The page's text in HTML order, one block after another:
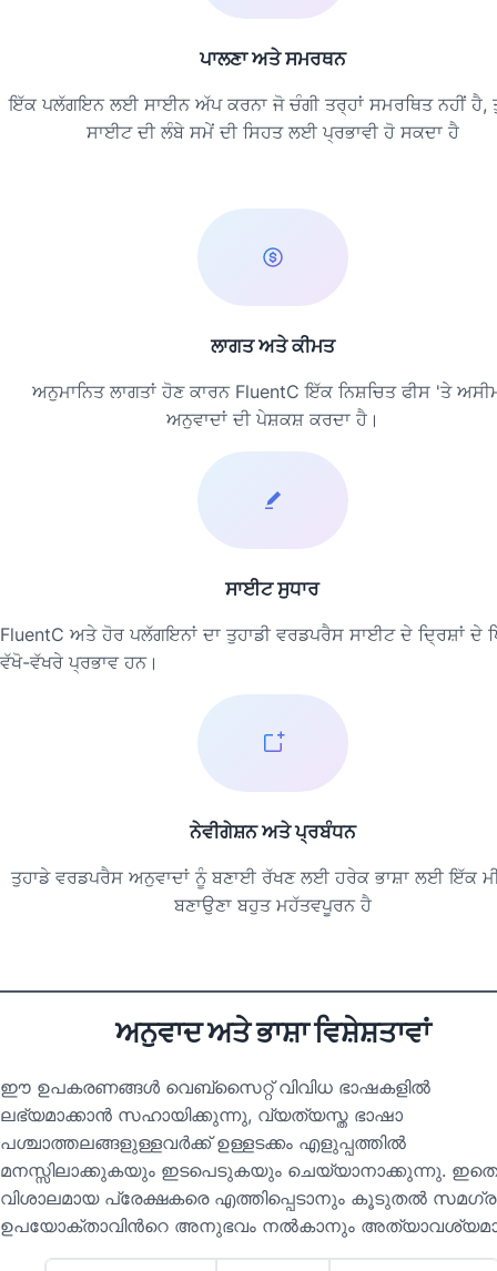
ਪਾਲਣਾ ਅਤੇ ਸਮਰਥਨ
ਇੱਕ ਪਲੱਗਇਨ ਲਈ ਸਾਈਨ ਅੱਪ ਕਰਨਾ ਜੋ ਚੰਗੀ ਤਰ੍ਹਾਂ ਸਮਰਥਿਤ ਨਹੀਂ ਹੈ,
ਸਾਈਟ ਦੀ ਲੰਬੇ ਸਮੇਂ ਦੀ ਸਿਹਤ ਲਈ ਪ੍ਰਭਾਵੀ ਹੋ ਸਕਦਾ ਹੈ
ਲਾਗਤ ਅਤੇ ਕੀਮਤ
ਅਨੁਮਾਨਿਤ ਲਾਗਤਾਂ ਹੋਣ ਕਾਰਨ FluentC ਇੱਕ ਨਿਸ਼ਚਿਤ ਫੀਸ 'ਤੇ
ਅਨੁਵਾਦਾਂ ਦੀ ਪੇਸ਼ਕਸ਼ ਕਰਦਾ ਹੈ।
ਸਾਈਟ ਸੁਧਾਰ
FluentC ਅਤੇ ਹੋਰ ਪਲੱਗਇਨਾਂ ਦਾ ਤੁਹਾਡੀ ਵਰਡਪਰੈਸ ਸਾਈਟ ਦੇ ਦ੍ਰਿਸ਼ਾਂ ਦੇ
ਵੱਖੋ-ਵੱਖਰੇ ਪ੍ਰਭਾਵ ਹਨ।
ਨੇਵੀਗੇਸ਼ਨ ਅਤੇ ਪ੍ਰਬੰਧਨ
ਤੁਹਾਡੇ ਵਰਡਪਰੈਸ ਅਨੁਵਾਦਾਂ ਨੂੰ ਬਣਾਈ ਰੱਖਣ ਲਈ ਹਰੇਕ ਭਾਸ਼ਾ ਲਈ ਇੱਕ
ਬਣਾਉਣਾ ਬਹੁਤ ਮਹੱਤਵਪੂਰਨ ਹੈ
ਅਨੁਵਾਦ ਅਤੇ ਭਾਸ਼ਾ ਵਿਸ਼ੇਸ਼ਤਾਵਾਂ
ഈ ഉപകരണങ്ങൾ വെബ്സൈറ്റ് വിവിധ ഭാഷകളിൽ
ലഭ്യമാക്കാൻ സഹായിക്കുന്നു, വ്യത്യസ്ത ഭാഷാ
പശ്ചാത്തലങ്ങളുള്ളവർക്ക് ഉള്ളടക്കം എളുപ്പത്തിൽ
മനസ്സിലാക്കുകയും ഇടപെടുകയും ചെയ്യാനാക്കുന്നു.
വിശാലമായ പ്രേക്ഷകരെ എത്തിപ്പെടാനും കൂടുതൽ
ഉപയോക്താവിൻറെ അനുഭവം നൽകാനും